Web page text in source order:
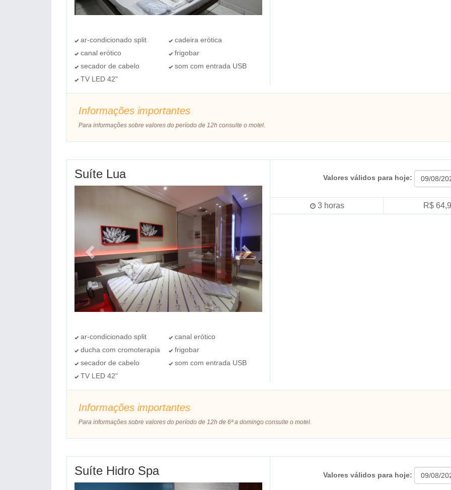
ar-condicionado split
cadeira erótica
canal erótico
frigobar
secador de cabelo
som com entrada USB
TV LED 42"
Informações importantes
Para informações sobre valores do período de 12h consulte o motel.
Suíte Lua
ar-condicionado split
canal erótico
ducha com cromoterapia
frigobar
secador de cabelo
som com entrada USB
TV LED 42"
Valores válidos para hoje:
3 horas R$
Informações importantes
Para informações sobre valores do período de 12h de 6ª a domingo consulte o motel.
Suíte Hidro Spa Valores válidos para hoje: